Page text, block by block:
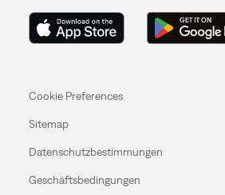
Cookie Preferences
Sitemap
Datenschutzbestimmungen
Geschäftsbedingungen